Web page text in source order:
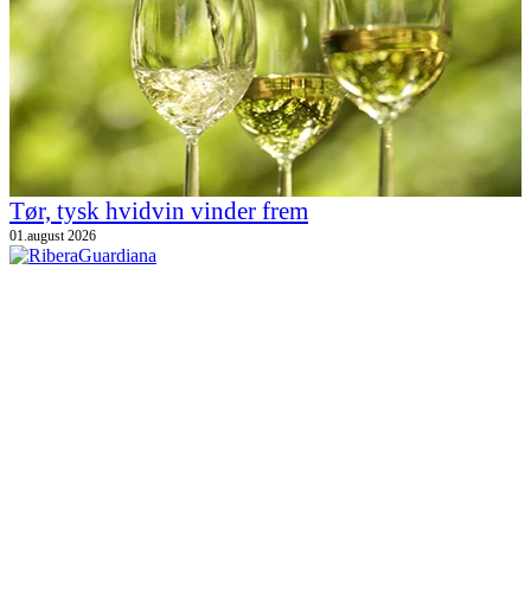
Tør, tysk hvidvin vinder frem
01.august 2026